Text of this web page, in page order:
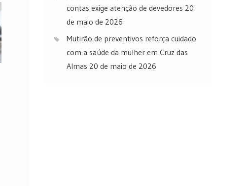
contas exige atenção de devedores 20
de maio de 2026
Mutirão de preventivos reforça cuidado
com a saúde da mulher em Cruz das
Almas 20 de maio de 2026